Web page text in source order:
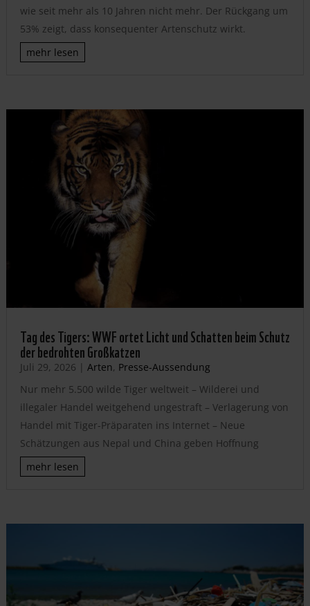
wie seit mehr als 10 Jahren nicht mehr. Der Rückgang um
53% zeigt, dass konsequenter Artenschutz wirkt.
mehr lesen
Tag des Tigers: WWF ortet Licht und Schatten beim Schutz
der bedrohten Großkatzen
Juli 29, 2026 | Arten, Presse-Aussendung
Nur mehr 5.500 wilde Tiger weltweit – Wilderei und
illegaler Handel weitgehend ungestraft – Verlagerung von
Handel mit Tiger-Präparaten ins Internet – Neue
Schätzungen aus Nepal und China geben Hoffnung
mehr lesen